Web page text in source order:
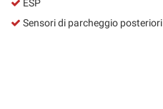
ESP
Sensori di parcheggio posteriori